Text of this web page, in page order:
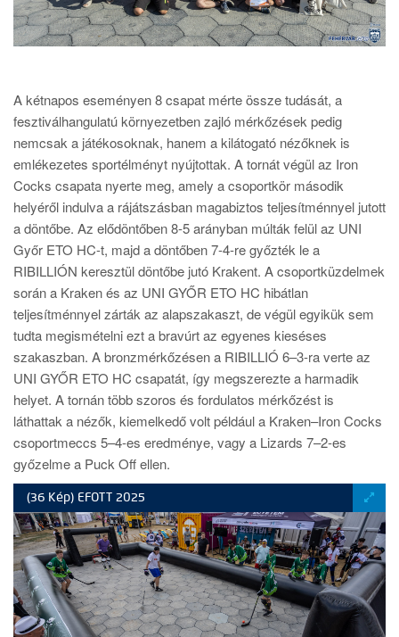
A kétnapos eseményen 8 csapat mérte össze tudását, a
fesztiválhangulatú környezetben zajló mérkőzések pedig
nemcsak a játékosoknak, hanem a kilátogató nézőknek is
emlékezetes sportélményt nyújtottak. A tornát végül az Iron
Cocks csapata nyerte meg, amely a csoportkör második
helyéről indulva a rájátszásban magabiztos teljesítménnyel jutott
a döntőbe. Az elődöntőben 8-5 arányban múlták felül az UNI
Győr ETO HC-t, majd a döntőben 7-4-re győzték le a
RIBILLIÓN keresztül döntőbe jutó Krakent. A csoportküzdelmek
során a Kraken és az UNI GYŐR ETO HC hibátlan
teljesítménnyel zárták az alapszakaszt, de végül egyikük sem
tudta megismételni ezt a bravúrt az egyenes kieséses
szakaszban. A bronzmérkőzésen a RIBILLIÓ 6–3-ra verte az
UNI GYŐR ETO HC csapatát, így megszerezte a harmadik
helyet. A tornán több szoros és fordulatos mérkőzést is
láthattak a nézők, kiemelkedő volt például a Kraken–Iron Cocks
csoportmeccs 5–4-es eredménye, vagy a Lizards 7–2-es
győzelme a Puck Off ellen.
(36 Kép) EFOTT 2025